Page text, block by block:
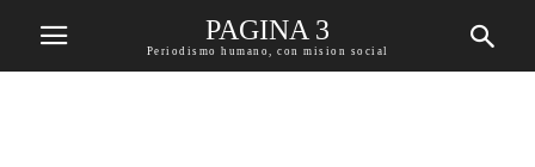
PAGINA 3
Periodismo humano, con mision social